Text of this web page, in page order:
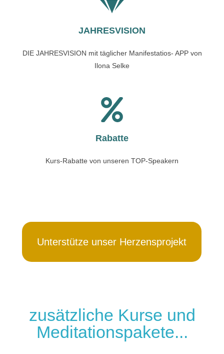
JAHRESVISION
DIE JAHRESVISION mit täglicher Manifestatios- APP von
Ilona Selke
Rabatte
Kurs-Rabatte von unseren TOP-Speakern
Unterstütze unser Herzensprojekt
zusätzliche Kurse und
Meditationspakete...